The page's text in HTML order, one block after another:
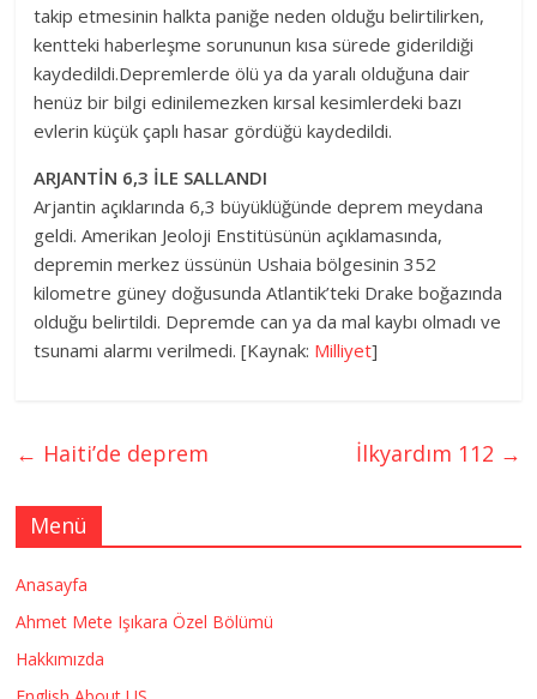
takip etmesinin halkta paniğe neden olduğu belirtilirken,
kentteki haberleşme sorununun kısa sürede giderildiği
kaydedildi.Depremlerde ölü ya da yaralı olduğuna dair
henüz bir bilgi edinilemezken kırsal kesimlerdeki bazı
evlerin küçük çaplı hasar gördüğü kaydedildi.
ARJANTİN 6,3 İLE SALLANDI
Arjantin açıklarında 6,3 büyüklüğünde deprem meydana
geldi. Amerikan Jeoloji Enstitüsünün açıklamasında,
depremin merkez üssünün Ushaia bölgesinin 352
kilometre güney doğusunda Atlantik’teki Drake boğazında
olduğu belirtildi. Depremde can ya da mal kaybı olmadı ve
tsunami alarmı verilmedi. [Kaynak: Milliyet]
← Haiti’de deprem İlkyardım 112 →
Menü
Anasayfa
Ahmet Mete Işıkara Özel Bölümü
Hakkımızda